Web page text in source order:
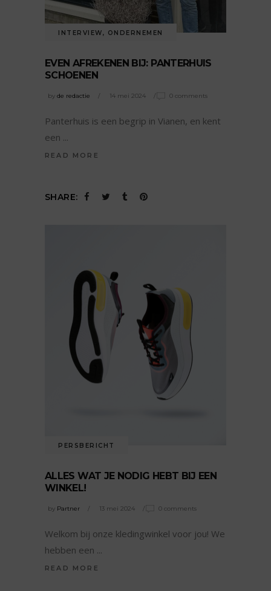
INTERVIEW, ONDERNEMEN
EVEN AFREKENEN BIJ: PANTERHUIS
SCHOENEN
by de redactie 14 mei 2024 0 comments
Panterhuis is een begrip in Vianen, en kent
een
READ MORE
SHARE:
PERSBERICHT
ALLES WAT JE NODIG HEBT BIJ EEN
WINKEL!
by Partner 13 mei 2024 0 comments
Welkom bij onze kledingwinkel voor jou! We
hebben een
READ MORE